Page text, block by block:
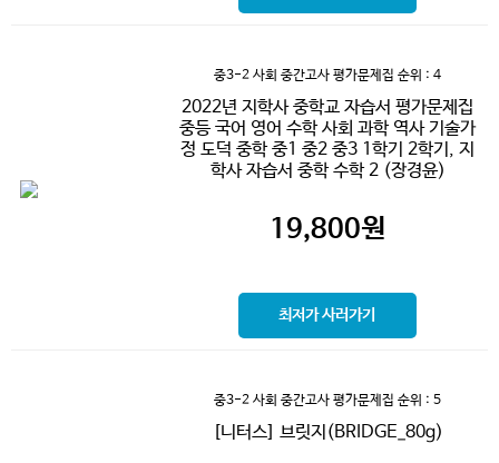
중3-2 사회 중간고사 평가문제집 순위 : 4
2022년 지학사 중학교 자습서 평가문제집
중등 국어 영어 수학 사회 과학 역사 기술가
정 도덕 중학 중1 중2 중3 1학기 2학기, 지
학사 자습서 중학 수학 2 (장경윤)
19,800원
최저가 사러가기
중3-2 사회 중간고사 평가문제집 순위 : 5
[니터스] 브릿지(BRIDGE_80g)